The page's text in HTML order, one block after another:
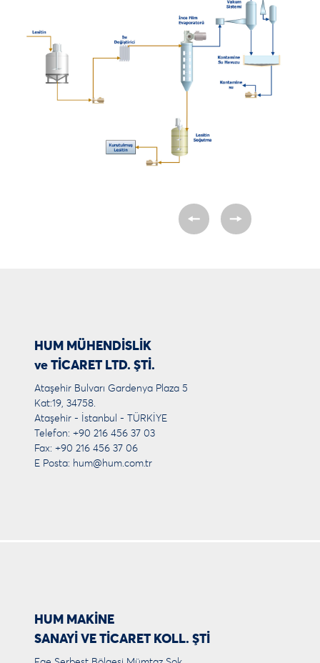
HUM MÜHENDİSLİK
ve TİCARET LTD. ŞTİ.
Ataşehir Bulvarı Gardenya Plaza 5
Kat:19, 34758.
Ataşehir - İstanbul - TÜRKİYE
Telefon: +90 216 456 37 03
Fax: +90 216 456 37 06
E Posta: hum@hum.com.tr
HUM MAKİNE
SANAYİ VE TİCARET KOLL. ŞTİ